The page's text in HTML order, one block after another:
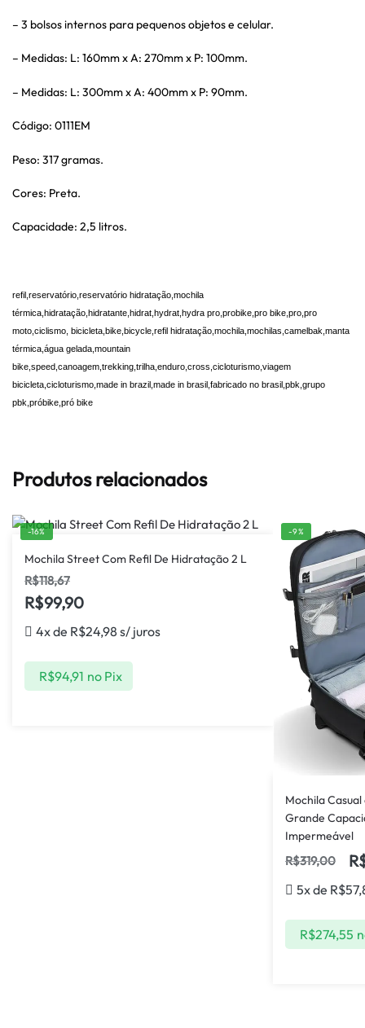
– 3 bolsos internos para pequenos objetos e celular.
– Medidas: L: 160mm x A: 270mm x P: 100mm.
– Medidas: L: 300mm x A: 400mm x P: 90mm.
Código: 0111EM
Peso: 317 gramas.
Cores: Preta.
Capacidade: 2,5 litros.
refil,reservatório,reservatório hidratação,mochila
térmica,hidratação,hidratante,hidrat,hydrat,hydra pro,probike,pro bike,pro,pro
moto,ciclismo, bicicleta,bike,bicycle,refil hidratação,mochila,mochilas,camelbak,manta
térmica,água gelada,mountain
bike,speed,canoagem,trekking,trilha,enduro,cross,cicloturismo,viagem
bicicleta,cicloturismo,made in brazil,made in brasil,fabricado no brasil,pbk,grupo
pbk,próbike,pró bike
Produtos relacionados
-16%
Mochila Street Com Refil De Hidratação 2 L
R$118,67
R$99,90
4x de R$24,98 s/ juros
R$94,91 no Pix
-9%
Mochila
Grande
Impermeável
R$319,00
5x de R$
R$274,55